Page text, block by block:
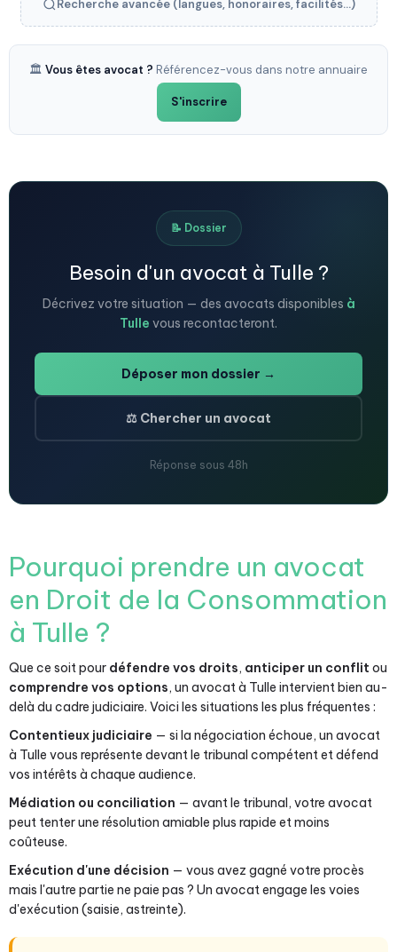
Recherche avancée (langues, honoraires, facilités...)
🏛️ Vous êtes avocat ? Référencez-vous dans notre annuaire
S'inscrire
📝 Dossier
Besoin d'un avocat à Tulle ?
Décrivez votre situation — des avocats disponibles à
Tulle vous recontacteront.
Déposer mon dossier →
⚖️ Chercher un avocat
Réponse sous 48h
Pourquoi prendre un avocat
en Droit de la Consommation
à Tulle ?
Que ce soit pour défendre vos droits, anticiper un conflit ou
comprendre vos options, un avocat à Tulle intervient bien au-
delà du cadre judiciaire. Voici les situations les plus fréquentes :
Contentieux judiciaire — si la négociation échoue, un avocat
à Tulle vous représente devant le tribunal compétent et défend
vos intérêts à chaque audience.
Médiation ou conciliation — avant le tribunal, votre avocat
peut tenter une résolution amiable plus rapide et moins
coûteuse.
Exécution d'une décision — vous avez gagné votre procès
mais l'autre partie ne paie pas ? Un avocat engage les voies
d'exécution (saisie, astreinte).